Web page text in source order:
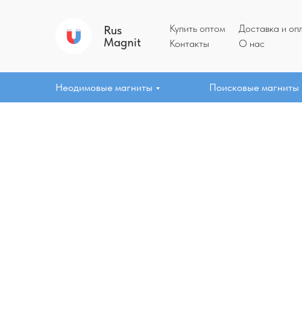
Поисковые магниты
Неодимовые магниты
Купить оптом
Rus
Magnit
Доставка и
О нас
Контакты